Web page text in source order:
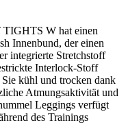
W hat einen
Innenbund, der einen
integrierte Stretchstoff
Interlock-Stoff
kühl und trocken dank
Atmungsaktivität und
Leggings verfügt
des Trainings